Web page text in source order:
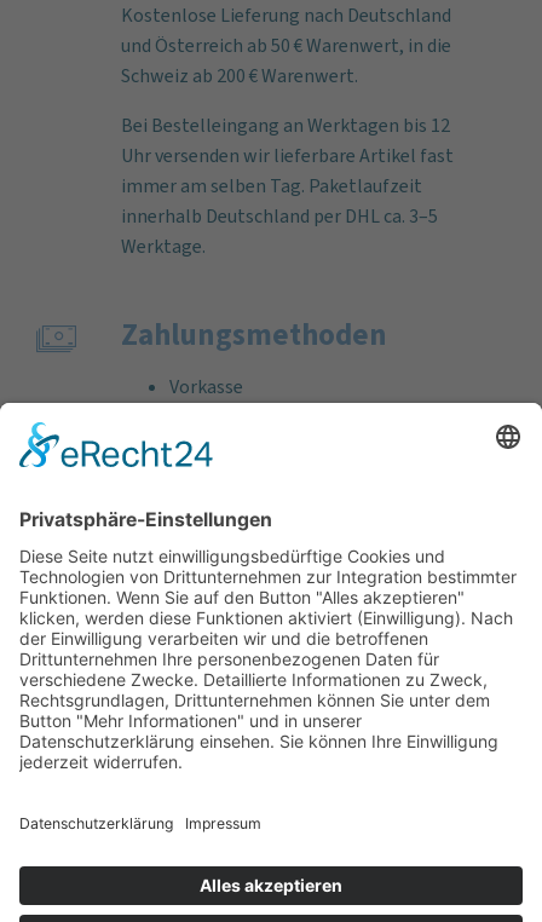
Kostenlose Lieferung nach Deutschland
und Österreich ab 50 € Warenwert, in die
Schweiz ab 200 € Warenwert.
Bei Bestelleingang an Werktagen bis 12
Uhr versenden wir lieferbare Artikel fast
immer am selben Tag. Paketlaufzeit
innerhalb Deutschland per DHL ca. 3–5
Werktage.
Zahlungs­methoden
Vorkasse
Bankeinzug
Kreditkarte (VISA & MasterCard)
Support
Kostenlose Beratung vor und nach dem
Kauf!
Qualität